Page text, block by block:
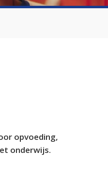
opvoeding,
onderwijs.